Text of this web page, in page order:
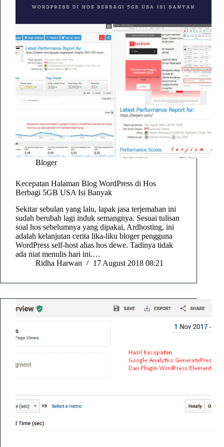
Bloger
Kecepatan Halaman Blog WordPress di Hos
Berbagi 5GB USA Isi Banyak
Sekitar sebulan yang lalu, lapak jasa terjemahan ini
sudah berubah lagi induk semangnya. Sesuai tulisan
soal hos sebelumnya yang dipakai, Ardhosting, ini
adalah kelanjutan cerita lika-liku bloger pengguna
WordPress self-host alias hos dewe. Tadinya tidak
ada niat menulis hari ini.…
Ridha Harwan
17 August 2018 08:21